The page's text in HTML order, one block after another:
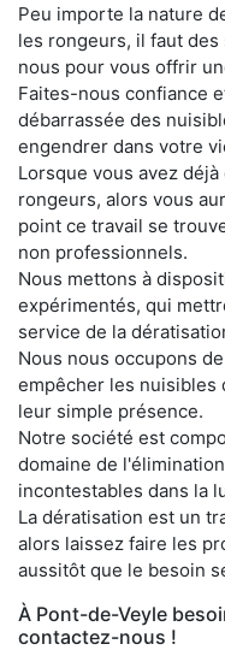
Peu importe la nature
les rongeurs, il faut
nous pour vous offrir
Faites-nous confiance
débarrassée des
engendrer dans votre
Lorsque vous avez
rongeurs, alors vous
point ce travail se
non professionnels.
Nous mettons à
expérimentés, qui
service de la
Nous nous occupons
empêcher les nuisibles
leur simple présence.
Notre société est
domaine de
incontestables dans la
La dératisation est un
alors laissez faire les
aussitôt que le besoin
À Pont-de-Veyle
contactez-nous !